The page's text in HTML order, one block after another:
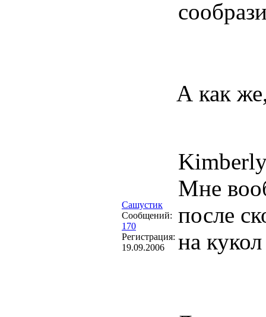
Сашустик
Сообщений:
170
Регистрация:
19.09.2006
А как
Мне
после
на